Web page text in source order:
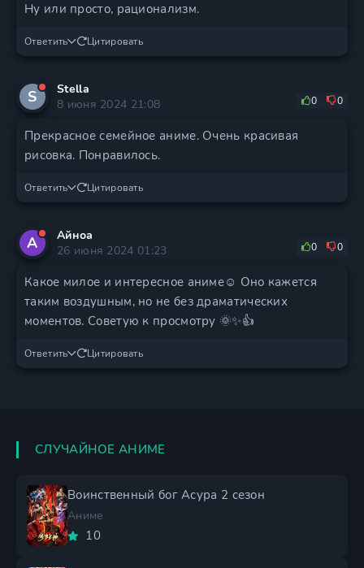
Ну или просто, рационализм.
Ответить Цитировать
S
Stella
8 июня 2024 21:08
0 0
Прекрасное семейное аниме. Очень красивая
рисовка. Понравилось.
Ответить Цитировать
А
Айноа
26 июня 2024 01:23
0 0
Какое милое и интересное аниме☺️ Оно кажется
таким воздушным, но не без драматических
моментов. Советую к просмотру 🌞✨👍
Ответить Цитировать
СЛУЧАЙНОЕ АНИМЕ
Воинственный бог Асура 2 сезон
Аниме
10